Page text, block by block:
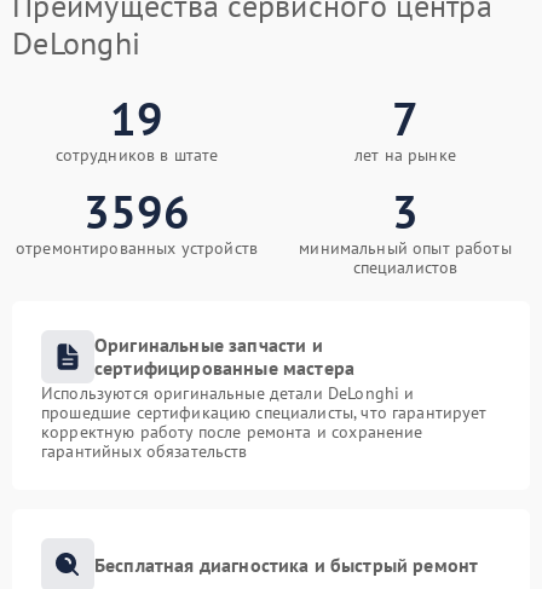
DeLonghi
19
сотрудников в штате
7
лет на рынке
3596
отремонтированных устройств
3
минимальный опыт работы
специалистов
Оригинальные запчасти и
сертифицированные мастера
Используются оригинальные детали DeLonghi и
прошедшие сертификацию специалисты, что гарантирует
корректную работу после ремонта и сохранение
гарантийных обязательств
Бесплатная диагностика и быстрый ремонт